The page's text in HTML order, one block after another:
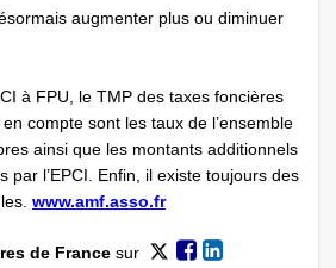
augmenter plus ou diminuer
à FPU, le TMP des taxes foncières
compte sont les taux de l’ensemble
ainsi que les montants additionnels
par l’EPCI. Enfin, il existe toujours des
www.amf.asso.fr
de Francesur